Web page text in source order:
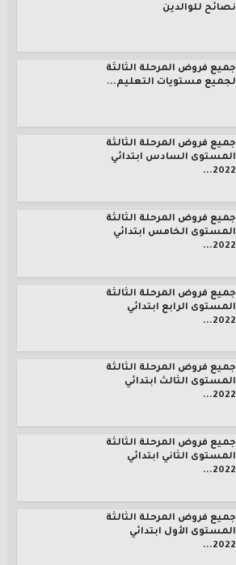
نصائح للوالدين
جميع فروض المرحلة الثالثة
لجميع مستويات التعليم...
جميع فروض المرحلة الثالثة
المستوى السادس ابتدائي
2022...
جميع فروض المرحلة الثالثة
المستوى الخامس ابتدائي
2022...
جميع فروض المرحلة الثالثة
المستوى الرابع ابتدائي
2022...
جميع فروض المرحلة الثالثة
المستوى الثالث ابتدائي
2022...
جميع فروض المرحلة الثالثة
المستوى الثاني ابتدائي
2022...
جميع فروض المرحلة الثالثة
المستوى الأول ابتدائي
2022...